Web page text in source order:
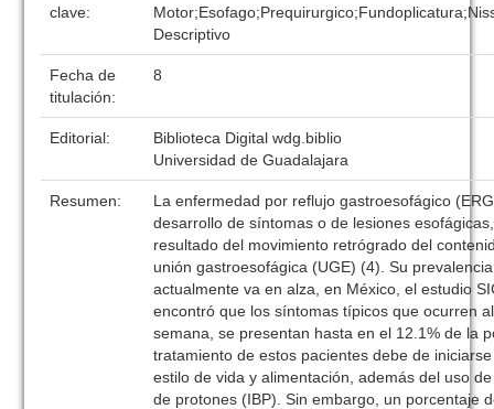
clave:
Descriptivo
Fecha de
titulación:
8
Editorial:
Biblioteca Digital wdg.biblio
Universidad de Guadalajara
Resumen:
La enfermedad por reflujo gastroesofágico
desarrollo de síntomas o de lesiones
resultado del movimiento retrógrado del
unión gastroesofágica (UGE) (4). Su
actualmente va en alza, en México, el estudio
encontró que los síntomas típicos que ocurren
semana, se presentan hasta en el 12.1% de la
tratamiento de estos pacientes debe de
estilo de vida y alimentación, además del uso
de protones (IBP). Sin embargo, un porcentaje